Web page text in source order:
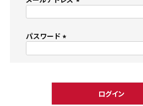
SNS
ようこそ ゲスト 様
パスワード
)
ログイン